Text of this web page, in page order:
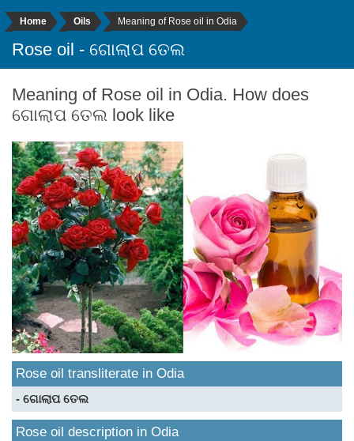
Home Oils Meaning of Rose oil in Odia
Rose oil - ଗୋଲାପ ତେଲ
Meaning of Rose oil in Odia. How does
ଗୋଲାପ ତେଲ look like
Rose oil transliterate in Odia
- ଗୋଲାପ ତେଲ
Rose oil description in Odia